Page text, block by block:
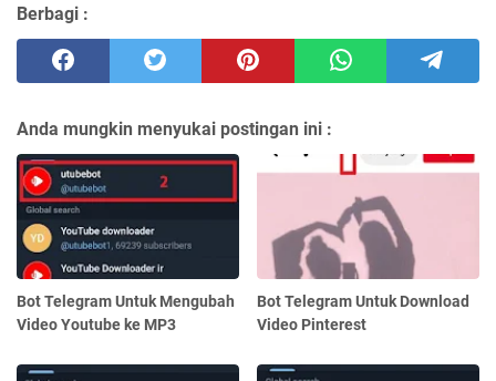
Berbagi :
Anda mungkin menyukai postingan ini :
Bot Telegram Untuk Mengubah
Video Youtube ke MP3
Bot Telegram Untuk Download
Video Pinterest